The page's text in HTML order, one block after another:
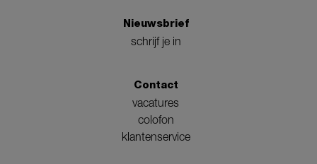
Nieuwsbrief
schrijf je in
Contact
vacatures
colofon
klantenservice